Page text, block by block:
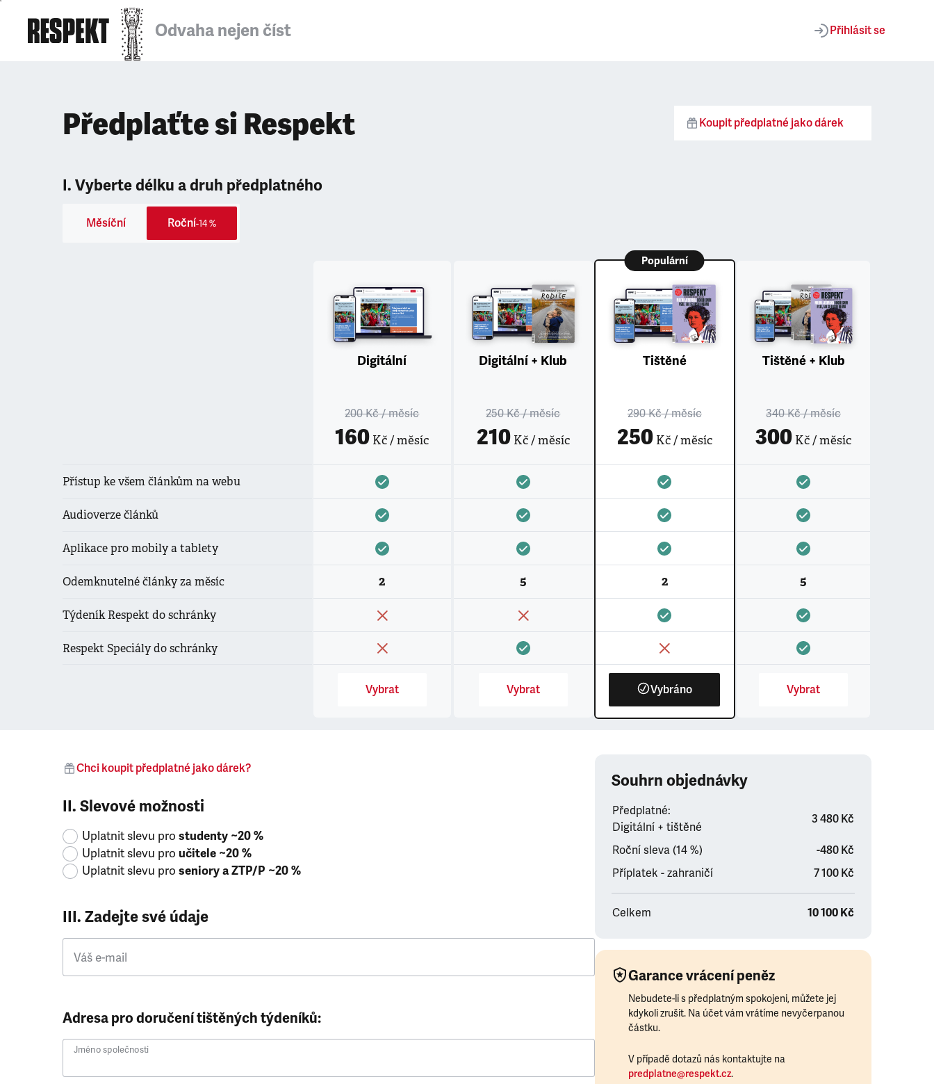
Odvaha nejen číst Přihlásit se
Předplaťte si Respekt Koupit předplatné jako dárek
I. Vyberte délku a druh předplatného
Měsíční Roční-14 %
Přístup ke všem článkům na webu
Audioverze článků
Aplikace pro mobily a tablety
Odemknutelné články za měsíc
Týdeník Respekt do schránky
Respekt Speciály do schránky
Digitální
200 Kč/ měsíc
160 Kč / měsíc
2
Vybrat
Digitální + Klub
250 Kč/ měsíc
210Kč / měsíc
5
Vybrat
Populární
Tištěné
290 Kč/ měsíc
250Kč / měsíc
2
Vybráno
Tištěné + Klub
340 Kč/ měsíc
300 Kč / měsíc
5
Vybrat
Chci koupit předplatné jako dárek?
II. Slevové možnosti
Uplatnit slevu pro studenty ~20 %
Uplatnit slevu pro učitele ~20 %
Uplatnit slevu pro seniory a ZTP/P ~20 %
III. Zadejte své údaje
Váš e-mail
Adresa pro doručení tištěných týdeníků:
Jméno společnosti
Souhrn objednávky
Předplatné:
Digitální + tištěné
3 480 Kč
Roční sleva (14 %)
-480 Kč
Příplatek - zahraničí
7 100 Kč
Celkem 10 100 Kč
Garance vrácení peněz
Nebudete-li s předplatným spokojeni, můžete jej
kdykoli zrušit. Na účet vám vrátíme nevyčerpanou
částku.
V případě dotazů nás kontaktujte na
predplatne@respekt.cz.